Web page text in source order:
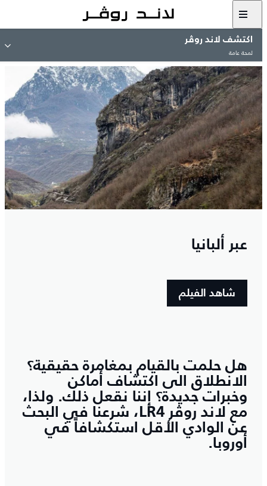
اكتشف لاند روڤر
لمحة عامة
عبر ألبانيا
شاهد الفيلم
هل حلمت بالقيام بمغامرة حقيقية؟
الانطلاق الى اكتشاف أماكن
وخبرات جديدة؟ إننا نقعل ذلك. ولذا،
مع لاند روڤر LR4، شرعنا في البحث
عن الوادي الأقل استكشافاً في
أوروبا.